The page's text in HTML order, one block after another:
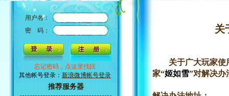
关
关于广大玩家使
家“姬如雪”对解决办
用户名：
密 码：
忘记密码，点这里找回
其他帐号登录： 新浪微博帐号登录
推荐服务器